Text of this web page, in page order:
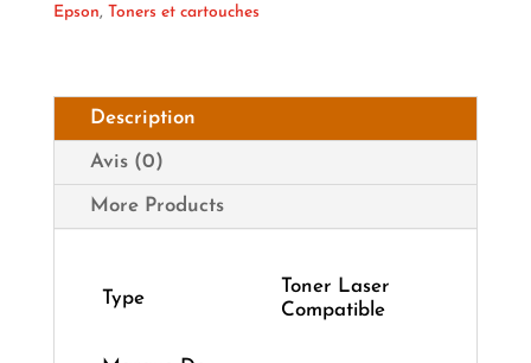
Epson, Toners et cartouches
Description
Avis (0)
More Products
Type
Toner Laser
Compatible